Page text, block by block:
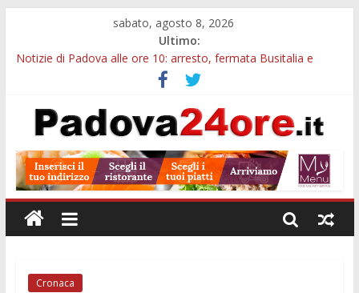
sabato, agosto 8, 2026
Ultimo:
Notizie di Padova alle ore 10: arresto, fermata Busitalia e
Notizie di Padova alle ore 23: maltrattamenti, arresto a
Limena e progetto Cool Shop
Bando sicurezza urbana Veneto: 650mila euro per Comuni e
Sicurezza esodo estivo Padova: più controlli su strade, stazioni
e treni
Bonus trasporto pubblico Veneto: 200 euro per l’abbonamento
annuale
Cronaca